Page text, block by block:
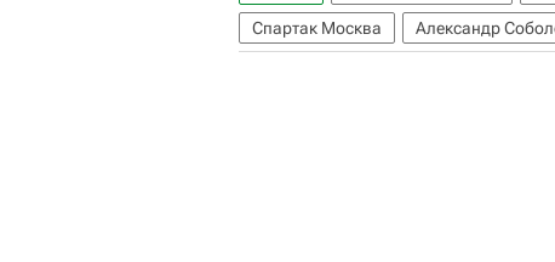
Спартак Москва
Александр